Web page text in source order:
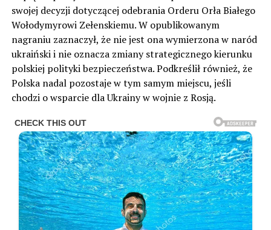
swojej decyzji dotyczącej odebrania Orderu Orła Białego
Wołodymyrowi Zełenskiemu. W opublikowanym
nagraniu zaznaczył, że nie jest ona wymierzona w naród
ukraiński i nie oznacza zmiany strategicznego kierunku
polskiej polityki bezpieczeństwa. Podkreślił również, że
Polska nadal pozostaje w tym samym miejscu, jeśli
chodzi o wsparcie dla Ukrainy w wojnie z Rosją.